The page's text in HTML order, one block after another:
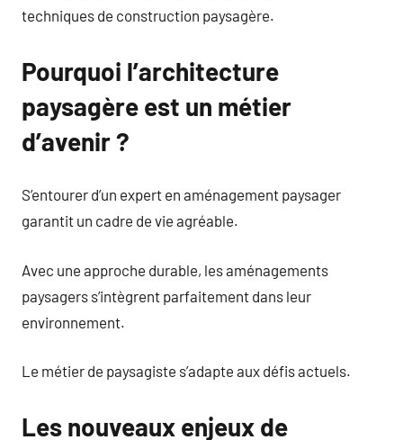
techniques de construction paysagère.
Pourquoi l’architecture
paysagère est un métier
d’avenir ?
S’entourer d’un expert en aménagement paysager
garantit un cadre de vie agréable.
Avec une approche durable, les aménagements
paysagers s’intègrent parfaitement dans leur
environnement.
Le métier de paysagiste s’adapte aux défis actuels.
Les nouveaux enjeux de